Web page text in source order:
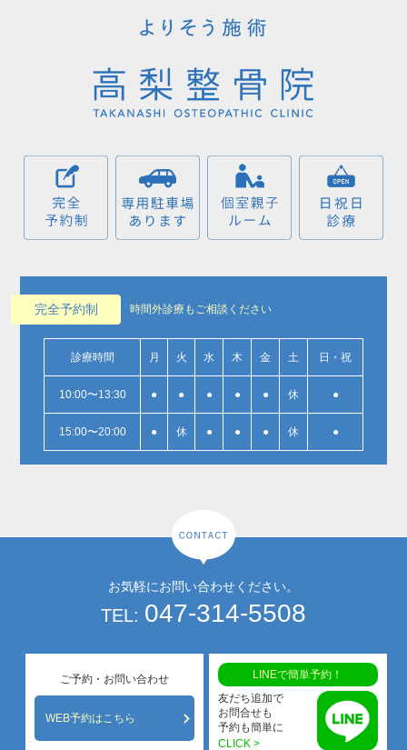
完全予約制 時間外診療もご相談ください
診療時間 月 火 水 木 金 土 日・祝
10:00〜13:30 ● ● ● ● ● 休 ●
15:00〜20:00 ● 休 ● ● ● 休 ●
お気軽にお問い合わせください。
TEL: 047-314-5508
ご予約・お問い合わせ
WEB予約はこちら
LINEで簡単予約！
友だち追加で
お問合せも
予約も簡単に
CLICK >